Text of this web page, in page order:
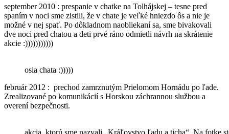
september 2010 : prespanie v chatke na Tolhájskej – tesne pred
spaním v noci sme zistili, že v chate je veľké hniezdo ôs a nie je
možné v nej spať. Po dôkladnom naobliekaní sa, sme bivakovali
dve noci pred chatou a deti prvé ráno odmietli návrh na skrátenie
akcie :)))))))))))
osia chata :)))))
február 2012 : prechod zamrznutým Prielomom Hornádu po ľade.
Zrealizované po komunikácií s Horskou záchrannou službou a
overení bezpečnosti.
akcia, ktorú sme nazvali „Kráľovstvo ľadu a ticha“. Na fotke